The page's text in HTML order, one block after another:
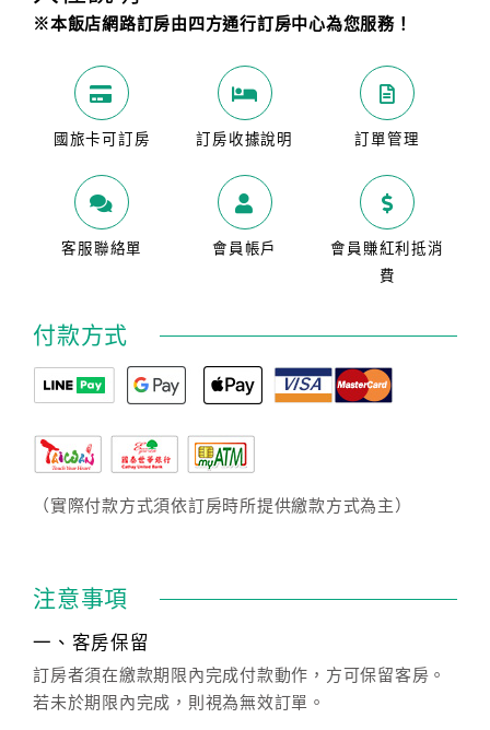
※本飯店網路訂房由四方通行訂房中心為您服務！
國旅卡可訂房 訂房收據說明 訂單管理
客服聯絡單 會員帳戶
會員賺紅利抵消
費
付款方式
（實際付款方式須依訂房時所提供繳款方式為主）
注意事項
一、客房保留
訂房者須在繳款期限內完成付款動作，方可保留客房。
若未於期限內完成，則視為無效訂單。